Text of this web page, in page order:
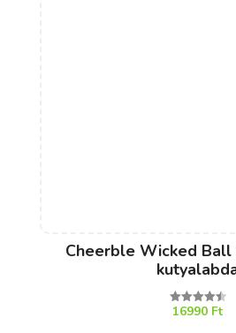
Cheerble Wicked
Értékelés:
16990 Ft